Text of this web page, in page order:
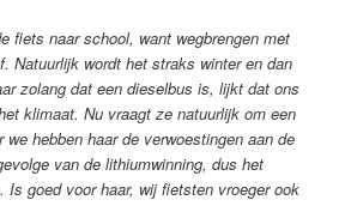
fiets naar school, want wegbrengen met
Natuurlijk wordt het straks winter en dan
zolang dat een dieselbus is, lijkt dat ons
klimaat. Nu vraagt ze natuurlijk om een
hebben haar de verwoestingen aan de
van de lithiumwinning, dus het
Is goed voor haar, wij fietsten vroeger ook